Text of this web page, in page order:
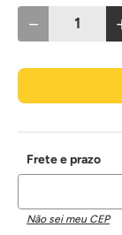
－
Não sei meu CEP